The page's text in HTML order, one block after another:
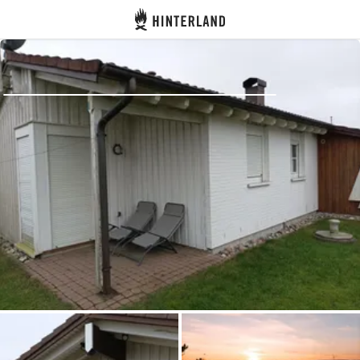
Hinterland
Diventare Host
Piazzole
Alloggi
Pianificazione viaggio